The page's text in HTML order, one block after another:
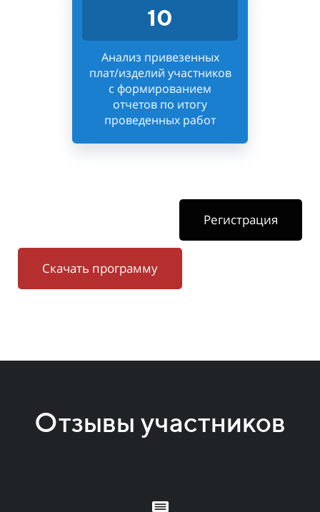
10
Анализ привезенных
плат/изделий участников
с формированием
отчетов по итогу
проведенных работ
Регистрация
Скачать программу
Отзывы участников